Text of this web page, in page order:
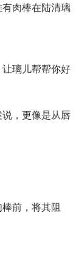
肉棒在陆清璃
璃儿帮帮你好
，更像是从唇
前，将其阻